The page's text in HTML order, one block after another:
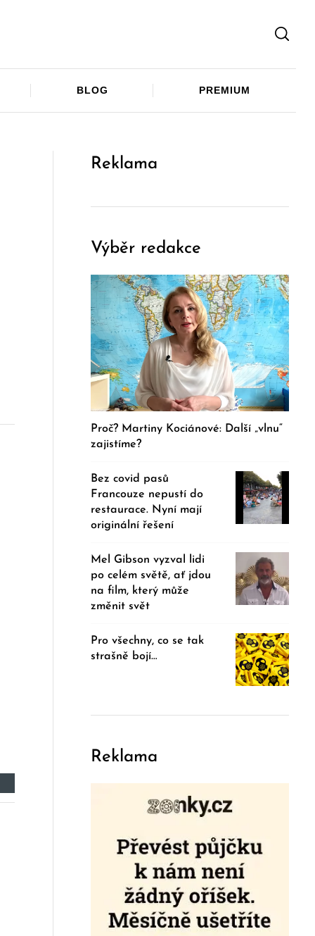
BLOG PREMIUM
Reklama
Výběr redakce
Proč? Martiny Kociánové: Další „vlnu“
zajistíme?
Bez covid pasů
Francouze nepustí do
restaurace. Nyní mají
originální řešení
Mel Gibson vyzval lidi
po celém světě, ať jdou
na film, který může
změnit svět
Pro všechny, co se tak
strašně bojí…
Reklama